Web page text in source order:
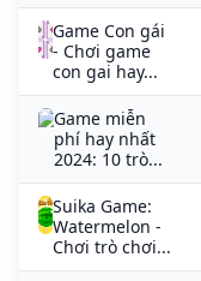
Game Con gái
- Chơi game
con gai hay...
Game miễn
phí hay nhất
2024: 10 trò...
Suika Game:
Watermelon -
Chơi trò chơi...